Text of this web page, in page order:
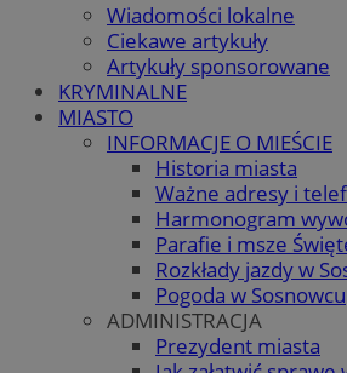
Wiadomości lokalne
Ciekawe artykuły
Artykuły sponsorowane
KRYMINALNE
MIASTO
INFORMACJE O MIEŚCIE
Historia miasta
Ważne adresy i
Harmonogram
Parafie i msze
Rozkłady jazdy w
Pogoda w Sosnowcu
ADMINISTRACJA
Prezydent miasta